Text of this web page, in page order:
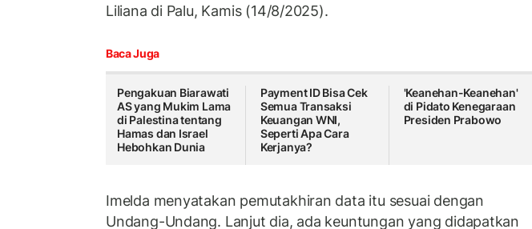
Liliana di Palu, Kamis (14/8/2025).
Baca Juga
Pengakuan Biarawati
AS yang Mukim Lama
di Palestina tentang
Hamas dan Israel
Hebohkan Dunia
Payment ID Bisa Cek
Semua Transaksi
Keuangan WNI,
Seperti Apa Cara
Kerjanya?
'Keanehan-Keanehan'
di Pidato Kenegaraan
Presiden Prabowo
Imelda menyatakan pemutakhiran data itu sesuai dengan
Undang-Undang. Lanjut dia, ada keuntungan yang didapatkan